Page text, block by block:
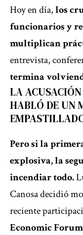
Hoy en día,los
funcionarios y
multiplican
entrevista,
termina
LA
HABLÓ DE UN
Pero si la
explosiva, la
incendiar todo.
Canosa decidió
reciente
Economic Forum